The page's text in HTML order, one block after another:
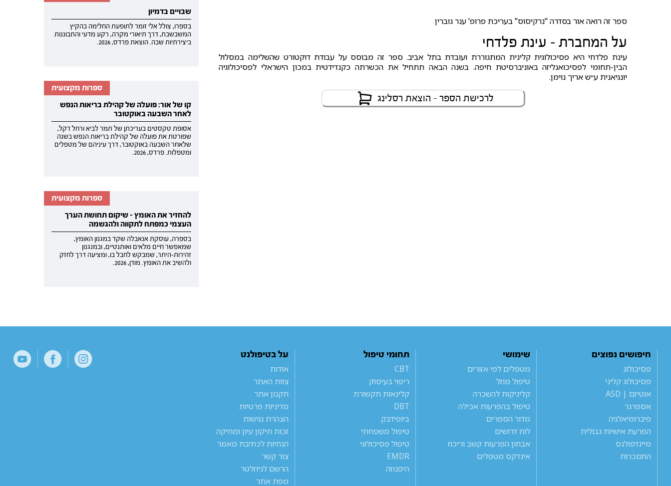
ספר זה רואה אור בסדרה "נרקיסוס" בעריכת פרופ' ענר גוברין
על המחברת - עינת פלדחי
עינת פלדחי היא פסיכולוגית קלינית המתגוררת ועובדת בתל אביב. ספר זה מבוסס על עבודת דוקטורט שהשלימה במסלול
הבין-תחומי לפסיכואנליזה באוניברסיטת חיפה. בשנה הבאה תתחיל את הכשרתה כקנדידטית במכון הישראלי לפסיכולוגיה
יונגיאנית ע״ש אריך נוימן.
לרכישת הספר - הוצאת רסלינג
שבויים בדמיון
בספרו, צולל אלי זומר לתופעת החלימה בהקיץ
המשבשבת, דרך תיאורי מקרה, רקע מדעי והתבוננות
ביצירתיות שבה. הוצאת פרדס, 2026.
ספרות מקצועית
קו של אור: פועלה של קהילת בריאות הנפש
לאחר השבעה באוקטובר
אסופת טקסטים בעריכתן של תמר לביא ורחל דקל,
שפורטת את פועלה של קהילת בריאות הנפש בשנה
שלאחר השבעה באוקטובר, דרך עיניהם של מטפלים
ומטפלות. פרדס, 2026.
ספרות מקצועית
להחזיר את האומץ - שיקום תחושת הערך
העצמי כמפתח לתקווה ולהגשמה
בספרה, עוסקת אנאבלה שקד במגנון האומץ,
שמאפשר חיים מלאים ואותנטיים, ובמנגנון
זהירות-היתר, שמבקש לחבל בו, ומציעה דרך לחזק
ולהשיב את האומץ. מודן, 2026.
חיפושים נפוצים
פסיכולוג
פסיכולוג קליני
אוטיזם | ASD
אספרגר
פיברומיאלגיה
הפרעת אישיות גבולית
מיינדפולנס
התמכרות
שימושי
מטפלים לפי אזורים
טיפול מוזל
קליניקות להשכרה
טיפול בהפרעות אכילה
מדור הספרים
לוח דרושים
אבחון הפרעות קשב וריכוז
אינדקס מטפלים
תחומי טיפול
CBT
ריפוי בעיסוק
קלינאות תקשורת
DBT
ביופידבק
טיפול משפחתי
טיפול פסיכולוגי
EMDR
היפנוזה
על בטיפולנט
אודות
צוות האתר
תקנון אתר
מדיניות פרטיות
הצהרת נגישות
זכות תיקון עיון ומחיקה
הנחיות לכתיבת מאמר
צור קשר
הרשם לניוזלטר
מפת אתר